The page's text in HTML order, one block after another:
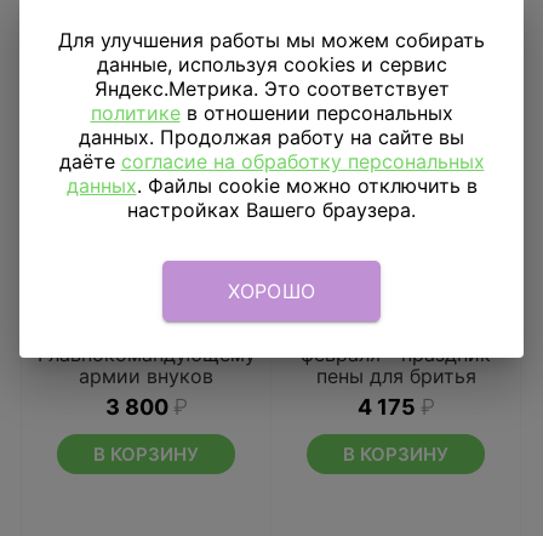
Главнокомандующему
армии внуков
3 800 ₽
В КОРЗИНУ
февраля - праздник
пены для бритья
4 175 ₽
В КОРЗИНУ
Для улучшения работы мы можем собирать
данные, используя cookies и сервис
Яндекс.Метрика. Это соответствует
политикев отношении персональных
данных. Продолжая работу на сайте вы
даёте согласие на обработку персональных
данных. Файлы cookie можно отключить в
настройках Вашего браузера.
ХОРОШО